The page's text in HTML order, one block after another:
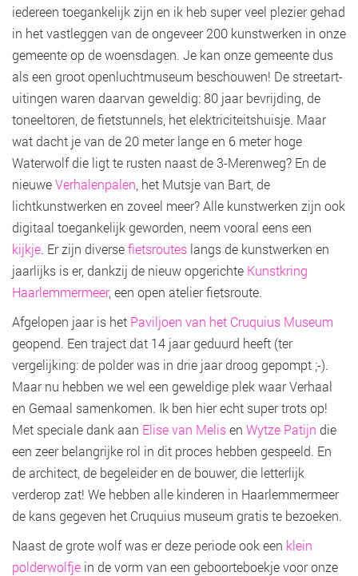
iedereen toegankelijk zijn en ik heb super veel plezier gehad
in het vastleggen van de ongeveer 200 kunstwerken in onze
gemeente op de woensdagen. Je kan onze gemeente dus
als een groot openluchtmuseum beschouwen! De streetart-
uitingen waren daarvan geweldig: 80 jaar bevrijding, de
toneeltoren, de fietstunnels, het elektriciteitshuisje. Maar
wat dacht je van de 20 meter lange en 6 meter hoge
Waterwolf die ligt te rusten naast de 3-Merenweg? En de
nieuweVerhalenpalen , het Mutsje van Bart, de
lichtkunstwerken en zoveel meer? Alle kunstwerken zijn ook
digitaal toegankelijk geworden, neem vooral eens een
kijkje. Er zijn diversefietsroutes langs de kunstwerken en
jaarlijks is er, dankzij de nieuw opgerichte Kunstkring
Haarlemmermeer, een open atelier fietsroute.
Afgelopen jaar is het Paviljoen van het Cruquius Museum
geopend. Een traject dat 14 jaar geduurd heeft (ter
vergelijking: de polder was in drie jaar droog gepompt ;-).
Maar nu hebben we wel een geweldige plek waar Verhaal
en Gemaal samenkomen. Ik ben hier echt super trots op!
Met speciale dank aan Elise van Melisen Wytze Patijn die
een zeer belangrijke rol in dit proces hebben gespeeld. En
de architect, de begeleider en de bouwer, die letterlijk
verderop zat! We hebben alle kinderen in Haarlemmermeer
de kans gegeven het Cruquius museum gratis te bezoeken.
Naast de grote wolf was er deze periode ook een klein
polderwolfje in de vorm van een geboorteboekje voor onze